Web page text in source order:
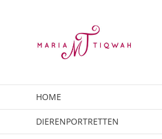
HOME
DIERENPORTRETTEN